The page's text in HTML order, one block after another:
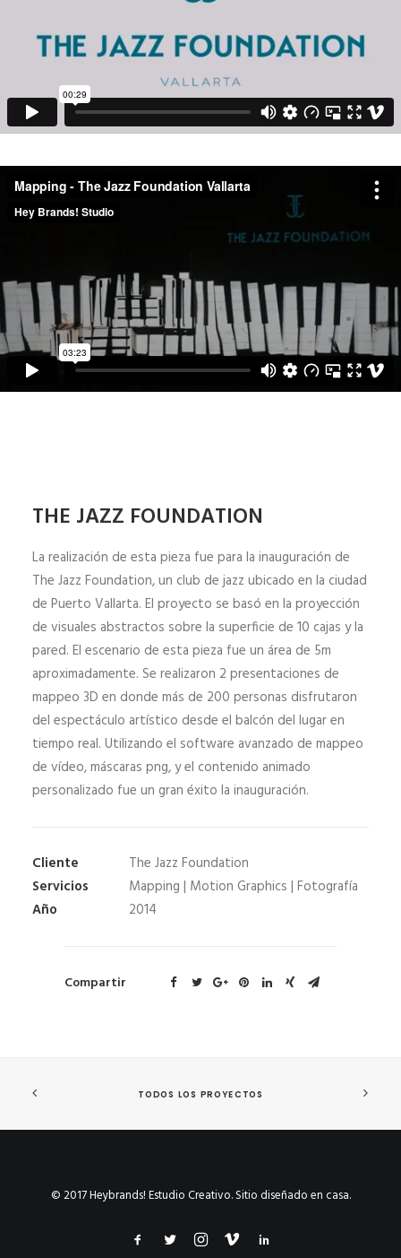
THE JAZZ FOUNDATION
La realización de esta pieza fue para la inauguración de
The Jazz Foundation, un club de jazz ubicado en la ciudad
de Puerto Vallarta. El proyecto se basó en la proyección
de visuales abstractos sobre la superficie de 10 cajas y la
pared. El escenario de esta pieza fue un área de 5m
aproximadamente. Se realizaron 2 presentaciones de
mappeo 3D en donde más de 200 personas disfrutaron
del espectáculo artístico desde el balcón del lugar en
tiempo real. Utilizando el software avanzado de mappeo
de vídeo, máscaras png, y el contenido animado
personalizado fue un gran éxito la inauguración.
Cliente
The Jazz Foundation
Servicios
Mapping | Motion Graphics | Fotografía
Año
2014
Compartir
TODOS LOS PROYECTOS
© 2017 Heybrands! Estudio Creativo. Sitio diseñado en casa.